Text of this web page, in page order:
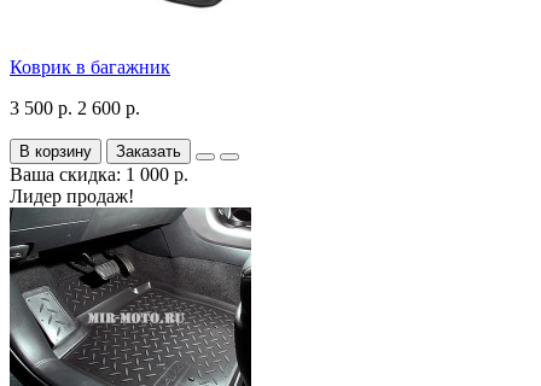
Коврик в багажник
3 500 р. 2 600 р.
В корзину Заказать
Ваша скидка: 1 000 р.
Лидер продаж!